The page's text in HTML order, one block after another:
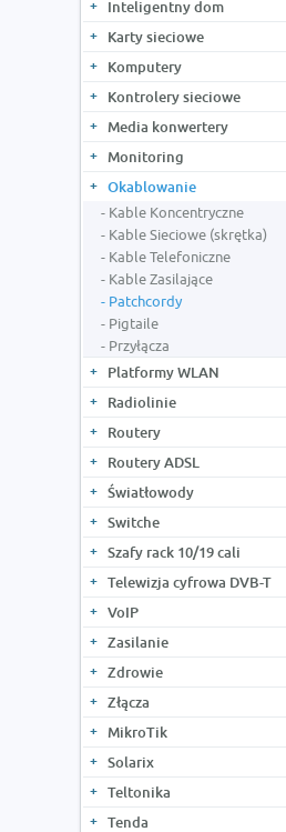
Inteligentny dom
Karty sieciowe
Komputery
Kontrolery sieciowe
Media konwertery
Monitoring
Okablowanie
Kable Koncentryczne
Kable Sieciowe (skrętka)
Kable Telefoniczne
Kable Zasilające
Patchcordy
Pigtaile
Przyłącza
Platformy WLAN
Radiolinie
Routery
Routery ADSL
Światłowody
Switche
Szafy rack 10/19 cali
Telewizja cyfrowa DVB-T
VoIP
Zasilanie
Zdrowie
Złącza
MikroTik
Solarix
Teltonika
Tenda